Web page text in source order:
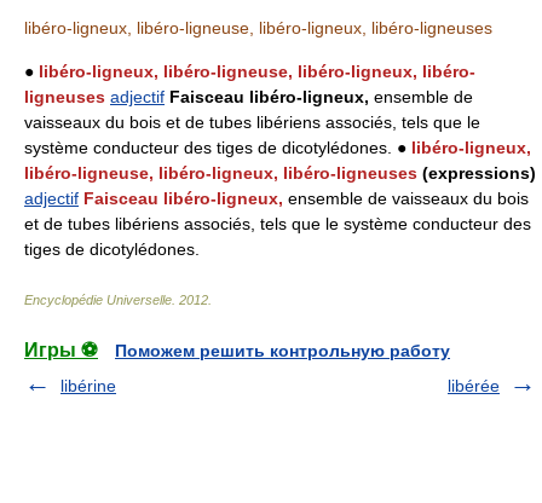
libéro-ligneux, libéro-ligneuse, libéro-ligneux, libéro-ligneuses
● libéro-ligneux, libéro-ligneuse, libéro-ligneux, libéro-
ligneuses adjectif Faisceau libéro-ligneux, ensemble de
vaisseaux du bois et de tubes libériens associés, tels que le
système conducteur des tiges de dicotylédones. ● libéro-ligneux,
libéro-ligneuse, libéro-ligneux, libéro-ligneuses (expressions)
adjectif Faisceau libéro-ligneux, ensemble de vaisseaux du bois
et de tubes libériens associés, tels que le système conducteur des
tiges de dicotylédones.
Encyclopédie Universelle 2012
Игры ⚽
Поможем решить контрольную работу
libérine
libérée